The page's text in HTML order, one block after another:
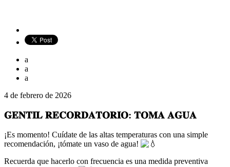
a
a
a
4 de febrero de 2026
𝐆𝐄𝐍𝐓𝐈𝐋 𝐑𝐄𝐂𝐎𝐑𝐃𝐀𝐓𝐎𝐑𝐈𝐎: 𝐓𝐎𝐌𝐀 𝐀𝐆𝐔𝐀
¡Es momento! Cuídate de las altas temperaturas con una simple
recomendación, ¡tómate un vaso de agua!
Recuerda que hacerlo con frecuencia es una medida preventiva